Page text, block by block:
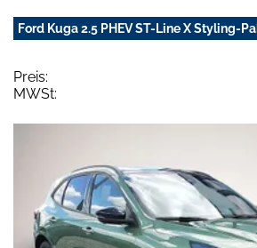
Ford Kuga 2.5 PHEV ST-Line X Styling-
Preis:
MWSt: